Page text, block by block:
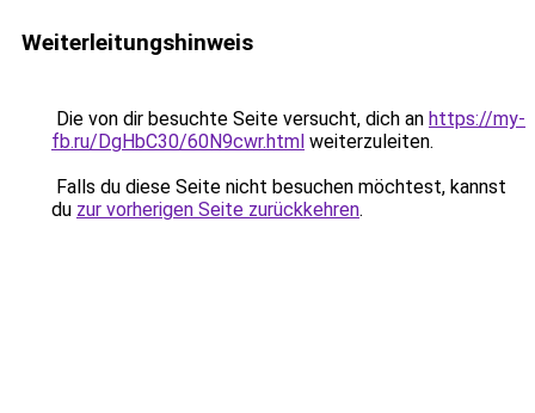
Weiterleitungshinweis
Die von dir besuchte Seite versucht, dich an https://my-
fb.ru/DgHbC30/60N9cwr.html weiterzuleiten.
Falls du diese Seite nicht besuchen möchtest, kannst
du zur vorherigen Seite zurückkehren.